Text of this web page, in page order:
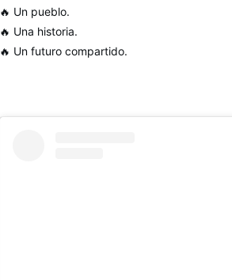
🔥 Un pueblo.
🔥 Una historia.
🔥 Un futuro compartido.